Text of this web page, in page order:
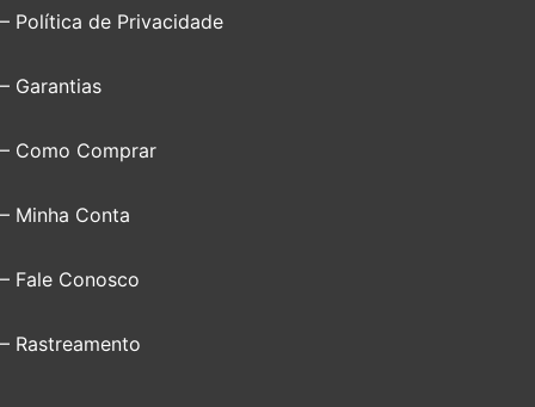
– Política de Privacidade
– Garantias
– Como Comprar
– Minha Conta
– Fale Conosco
– Rastreamento